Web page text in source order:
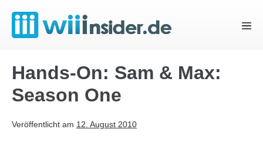
Inhalt
springen
Hands-On: Sam & Max:
Season One
Veröffentlicht am 12. August 2010